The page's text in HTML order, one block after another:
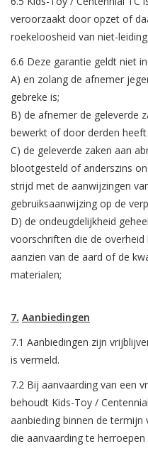
veroorzaakt door opzet of
roekeloosheid van niet-
6.6 Deze garantie geldt niet
A) en zolang de afnemer
gebreke is;
B) de afnemer de geleverde
bewerkt of door derden
C) de geleverde zaken aan
blootgesteld of anderszins
strijd met de aanwijzingen
gebruiksaanwijzing op de
D) de ondeugdelijkheid
voorschriften die de
aanzien van de aard of de
materialen;
7. Aanbiedingen
7.1 Aanbiedingen zijn
is vermeld.
7.2 Bij aanvaarding van een
behoudt Kids-Toy /
aanbieding binnen de
die aanvaarding te